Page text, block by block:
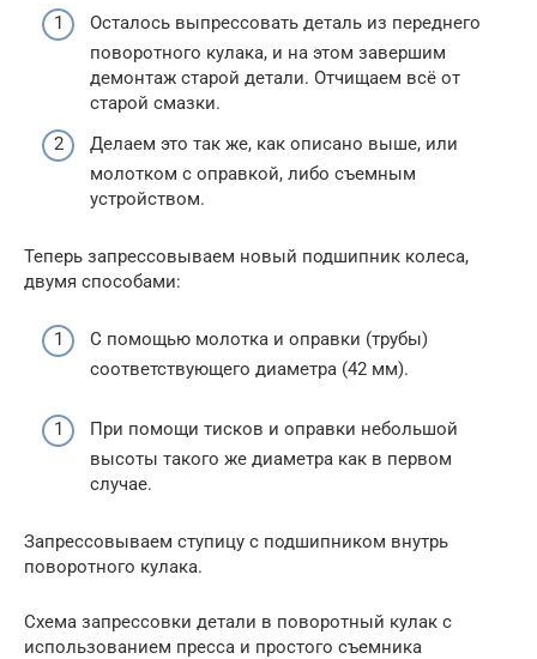
Осталось выпрессовать деталь из переднего
поворотного кулака, и на этом завершим
демонтаж старой детали. Отчищаем всё от
старой смазки.
Делаем это так же, как описано выше, или
молотком с оправкой, либо съемным
устройством.
Теперь запрессовываем новый подшипник колеса,
двумя способами:
С помощью молотка и оправки (трубы)
соответствующего диаметра (42 мм).
При помощи тисков и оправки небольшой
высоты такого же диаметра как в первом
случае.
Запрессовываем ступицу с подшипником внутрь
поворотного кулака.
Схема запрессовки детали в поворотный кулак с
использованием пресса и простого съемника